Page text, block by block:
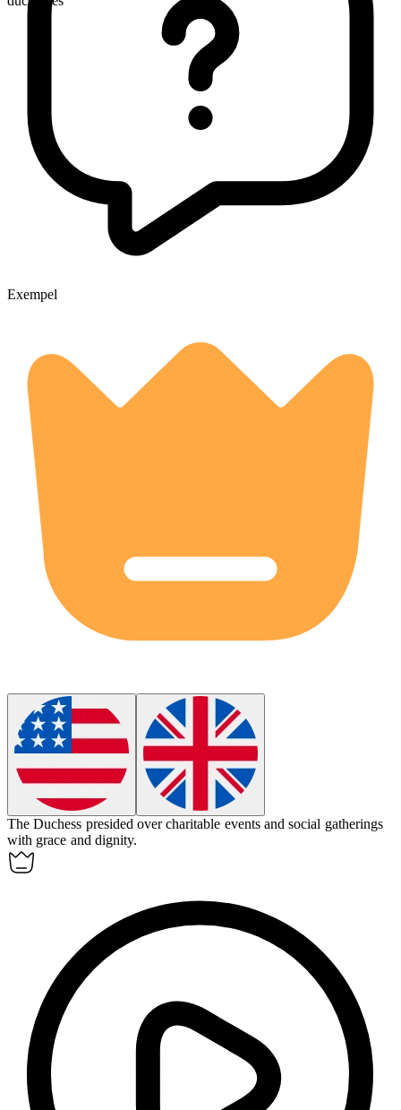
Exempel
The Duchess presided over charitable events and social gatherings
with grace and dignity.